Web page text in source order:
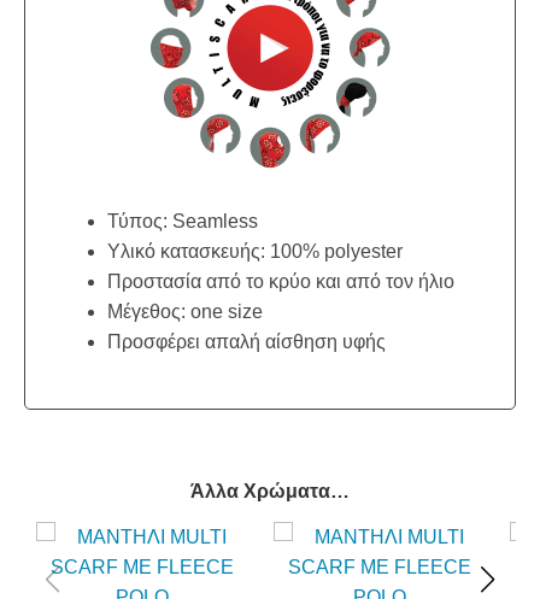
Τύπος: Seamless
Υλικό κατασκευής: 100% polyester
Προστασία από το κρύο και από τον ήλιο
Μέγεθος: one size
Προσφέρει απαλή αίσθηση υφής
Άλλα Χρώματα…